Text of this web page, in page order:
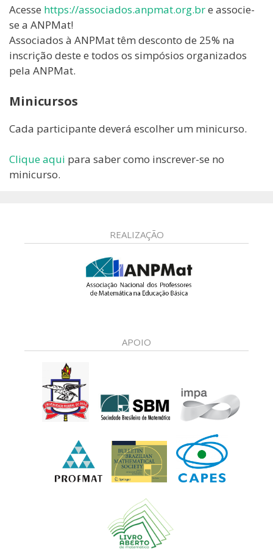
Acesse https://associados.anpmat.org.bre associe-
se a ANPMat!
Associados à ANPMat têm desconto de 25% na
inscrição deste e todos os simpósios organizados
pela ANPMat.
Minicursos
Cada participante deverá escolher um minicurso.
Clique aqui para saber como inscrever-se no
minicurso.
REALIZAÇÃO
APOIO